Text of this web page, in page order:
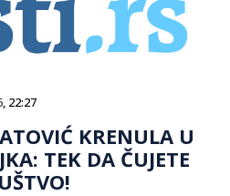
, 22:27
KRENULA U
TEK DA ČUJETE